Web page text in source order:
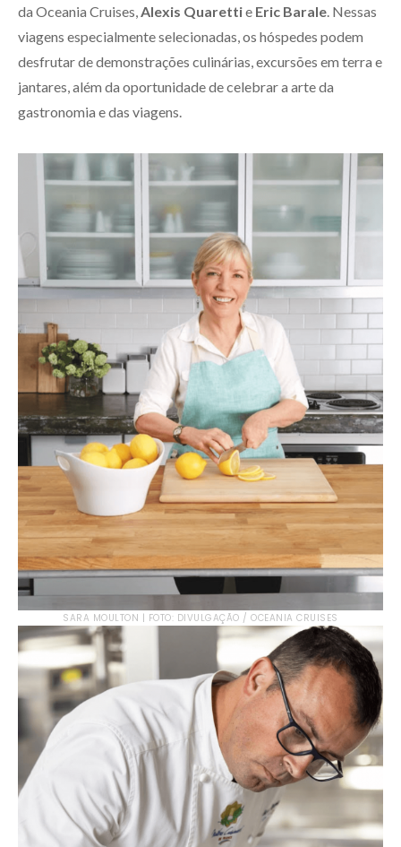
da Oceania Cruises,Alexis Quarettie Eric Barale. Nessas
viagens especialmente selecionadas, os hóspedes podem
desfrutar de demonstrações culinárias, excursões em terra e
jantares, além da oportunidade de celebrar a arte da
gastronomia e das viagens.
SARA MOULTON | FOTO: DIVULGAÇÃO / OCEANIA CRUISES